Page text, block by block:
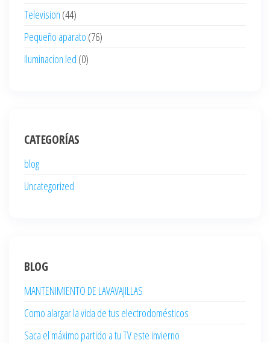
Television (44)
Pequeño aparato (76)
Iluminacion led (0)
CATEGORÍAS
blog
Uncategorized
BLOG
MANTENIMIENTO DE LAVAVAJILLAS
Como alargar la vida de tus electrodomésticos
Saca el máximo partido a tu TV este invierno